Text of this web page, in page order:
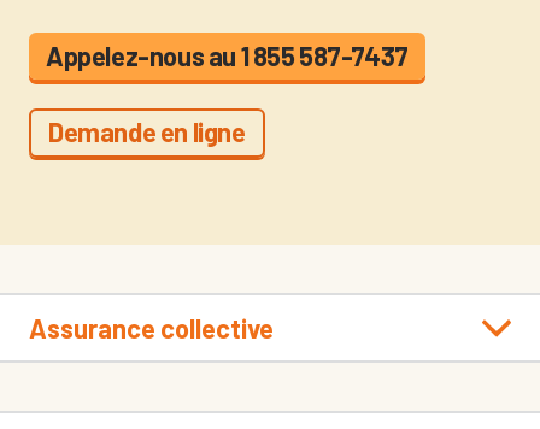
Appelez-nous au 1 855 587-7437
Demande en ligne
Assurance collective